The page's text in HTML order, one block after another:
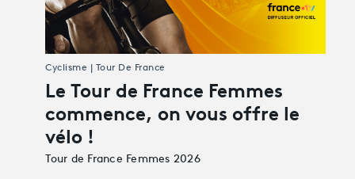
Le Tour de France Femmes
commence, on vous offre le
vélo !
Tour de France Femmes 2026
Cyclisme | Tour De France